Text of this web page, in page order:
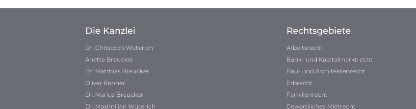
Die Kanzlei
Dr. Christoph Wüterich
Anette Breucker
Dr. Matthias Breucker
Oliver Renner
Dr. Marius Breucker
Dr. Maximilian Wüterich
Rechtsgebiete
Arbeitsrecht
Bank- und Kapitalmarktrecht
Bau- und Architektenrecht
Erbrecht
Familienrecht
Gewerbliches Mietrecht